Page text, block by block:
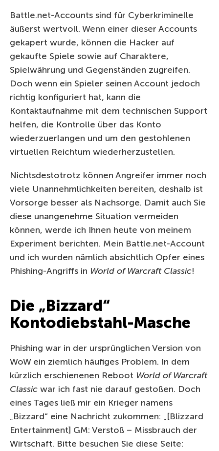
Battle.net-Accounts sind für Cyberkriminelle
äußerst wertvoll. Wenn einer dieser Accounts
gekapert wurde, können die Hacker auf
gekaufte Spiele sowie auf Charaktere,
Spielwährung und Gegenständen zugreifen.
Doch wenn ein Spieler seinen Account jedoch
richtig konfiguriert hat, kann die
Kontaktaufnahme mit dem technischen Support
helfen, die Kontrolle über das Konto
wiederzuerlangen und um den gestohlenen
virtuellen Reichtum wiederherzustellen.
Nichtsdestotrotz können Angreifer immer noch
viele Unannehmlichkeiten bereiten, deshalb ist
Vorsorge besser als Nachsorge. Damit auch Sie
diese unangenehme Situation vermeiden
können, werde ich Ihnen heute von meinem
Experiment berichten. Mein Battle.net-Account
und ich wurden nämlich absichtlich Opfer eines
Phishing-Angriffs in World of Warcraft Classic!
Die „Bizzard“
Kontodiebstahl-Masche
Phishing war in der ursprünglichen Version von
WoW ein ziemlich häufiges Problem. In dem
kürzlich erschienenen Reboot World of Warcraft
Classic war ich fast nie darauf gestoßen. Doch
eines Tages ließ mir ein Krieger namens
„Bizzard“ eine Nachricht zukommen: „[Blizzard
Entertainment] GM: Verstoß – Missbrauch der
Wirtschaft. Bitte besuchen Sie diese Seite: